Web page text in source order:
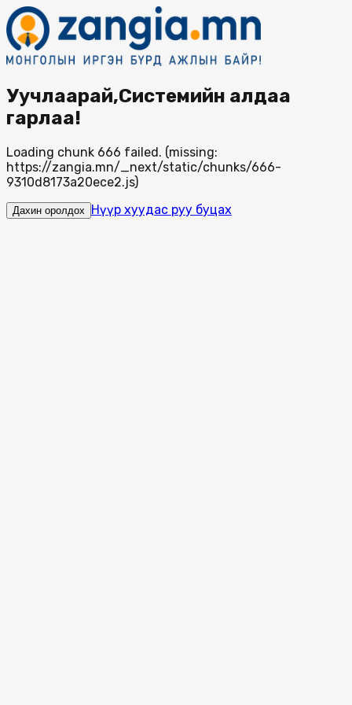
Уучлаарай,Системийн алдаа
гарлаа!
Loading chunk 666 failed. (missing:
https://zangia.mn/_next/static/chunks/666-
9310d8173a20ece2.js)
Дахин оролдох Нүүр хуудас руу буцах